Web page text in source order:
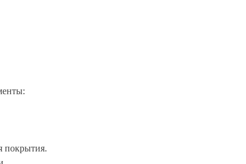
покрытия.